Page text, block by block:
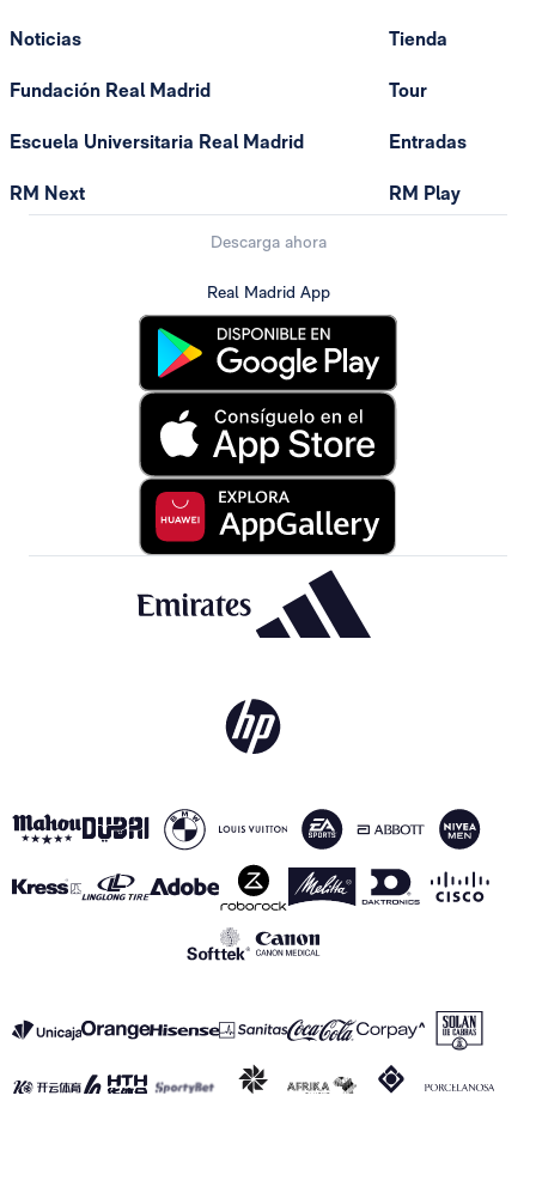
Noticias
Fundación Real Madrid
Escuela Universitaria Real Madrid
RM Next
Tienda
Tour
Entradas
RM Play
Descarga ahora
Real Madrid App